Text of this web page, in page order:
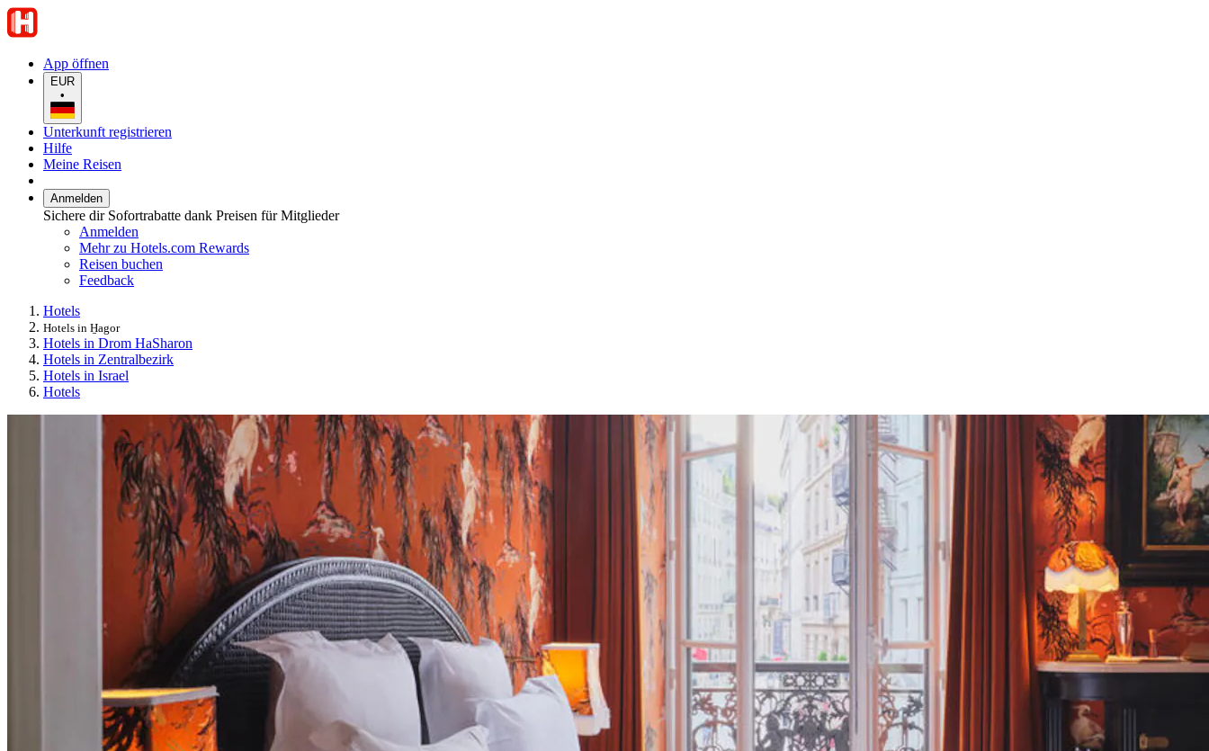
App öffnen
EUR
•
Unterkunft registrieren
Hilfe
Meine Reisen
Anmelden
Sichere dir Sofortrabatte dank Preisen für Mitglieder
Anmelden
Mehr zu Hotels.com Rewards
Reisen buchen
Feedback
Hotels
Hotels in H̱agor
Hotels in Drom HaSharon
Hotels in Zentralbezirk
Hotels in Israel
Hotels